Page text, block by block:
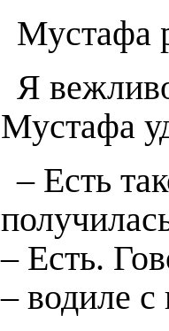
Мустафа
Я
Мустафа
– Есть
– Есть.
– водиле с